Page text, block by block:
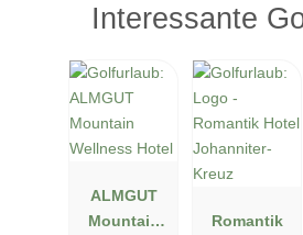
Interessante
ALMGUT
Mountain
Romantik